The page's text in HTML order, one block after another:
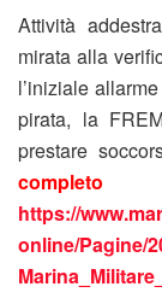
Attività
mirata alla
l’iniziale
pirata, la
prestare
https://
online/Pagine/